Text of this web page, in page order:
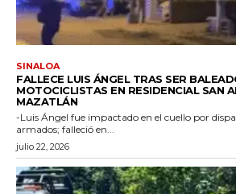
SINALOA
FALLECE LUIS ÁNGEL TRAS SER
MOTOCICLISTAS EN RESIDENCIAL SAN
MAZATLÁN
-Luis Ángel fue impactado en el cuello por
armados; falleció en...
julio 22, 2026